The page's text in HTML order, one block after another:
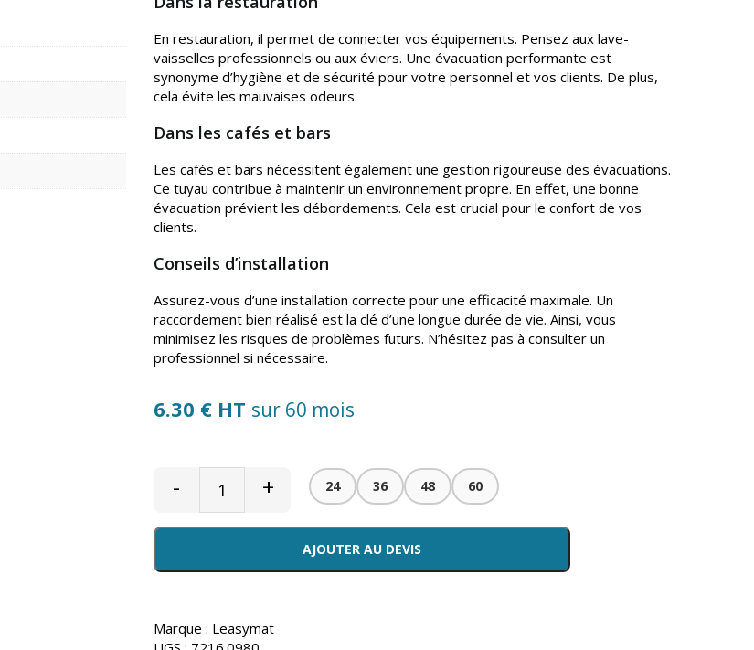
En restauration, il permet de connecter vos équipements. Pensez aux lave-
vaisselles professionnels ou aux éviers. Une évacuation performante est
synonyme d’hygiène et de sécurité pour votre personnel et vos clients. De plus,
cela évite les mauvaises odeurs.
Dans les cafés et bars
Les cafés et bars nécessitent également une gestion rigoureuse des évacuations.
Ce tuyau contribue à maintenir un environnement propre. En effet, une bonne
évacuation prévient les débordements. Cela est crucial pour le confort de vos
clients.
Conseils d’installation
Assurez-vous d’une installation correcte pour une efficacité maximale. Un
raccordement bien réalisé est la clé d’une longue durée de vie. Ainsi, vous
minimisez les risques de problèmes futurs. N’hésitez pas à consulter un
professionnel si nécessaire.
6.30 € HT sur 60 mois
- + 24 36 48 60
AJOUTER AU DEVIS
Marque : Leasymat